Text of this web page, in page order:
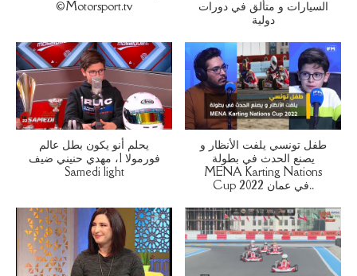
©Motorsport.tv
السيارات و متألق في دورات
دولية
يحلم أنو يكون بطل عالم
فورمولا 1، مهدي حنيني ضيف
Samedi light
طفل تونسي يلفت الأنظار و
يصنع الحدث في بطولة
MENA Karting Nations
Cup 2022 في عمان..